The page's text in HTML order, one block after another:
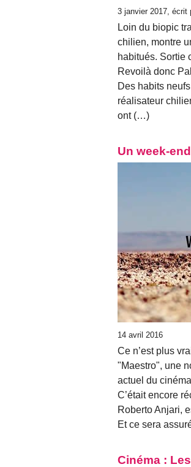
3 janvier 2017, écrit
Loin du biopic
chilien, montre
habitués. Sortie
Revoilà donc
Des habits
réalisateur
ont (…)
Un week-
14 avril 2016
Ce n’est plus
"Maestro", une
actuel du
C’était encore
Roberto Anjari,
Et ce sera
Cinéma :